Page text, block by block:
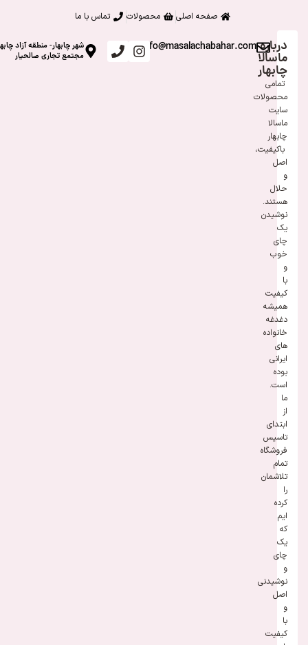
صفحه اصلی محصولات تماس با ما
درباره
ماسالا
چابهار
تمامی
محصولات
سایت
ماسالا
چابهار
باکیفیت،
اصل
و
حلال
هستند.
نوشیدن
یک
چای
خوب
و
با
کیفیت
همیشه
دغدغه
خانواده
های
ایرانی
بوده
است.
ما
از
ابتدای
تاسیس
فروشگاه
تمام
تلاشمان
را
کرده
ایم
که
یک
چای
و
نوشیدنی
اصل
و
با
کیفیت
info@masalachabahar.com
شهر چابهار- منطقه آزاد
مجتمع تجاری صالحیار